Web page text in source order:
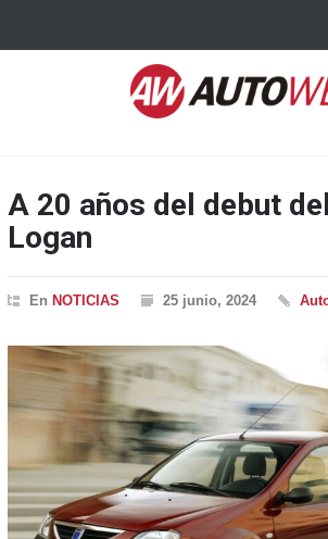
A 20 años del debut
Logan
En NOTICIAS 25 junio, 2024